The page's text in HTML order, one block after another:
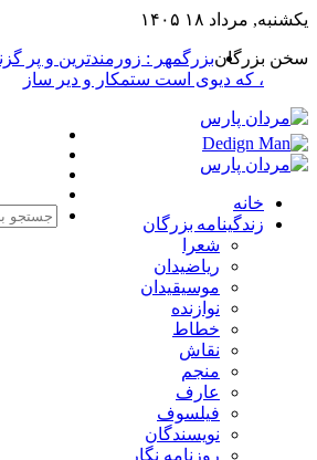
یکشنبه, مرداد ۱۸ ۱۴۰۵
سخن بزرگانبزرگمهر : زورمندترین و پر
، که دیوی است ستمکار و دیر ساز
خانه
زندگینامه بزرگان
شعرا
ریاضیدان
موسیقیدان
نوازنده
خطاط
نقاش
منجم
عارف
فیلسوف
نویسندگان
روزنامه نگار